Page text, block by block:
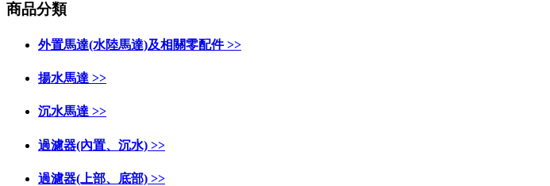
商品分類
外置馬達(水陸馬達)及相關零配件 >>
揚水馬達 >>
沉水馬達 >>
過濾器(內置、沉水) >>
過濾器(上部、底部) >>